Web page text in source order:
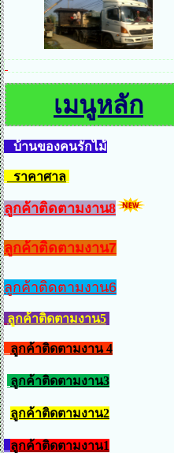
เมนูหลัก
บ้านของคนรักไม้
ราคาศาล
ลูกค้าติดตามงาน8
ลูกค้าติดตามงาน7
ลูกค้าติดตามงาน6
ลูกค้าติดตามงาน5
ลูกค้าติดตามงาน 4
ลูกค้าติดตามงาน3
ลูกค้าติดตามงาน2
ลูกค้าติดตามงาน1